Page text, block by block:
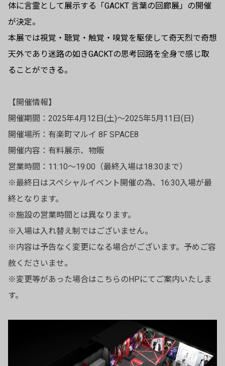
体に⾔霊として展⽰する「GACKT 言葉の回廊展」の開催
が決定。
本展では視覚・聴覚・触覚・嗅覚を駆使して奇天烈で奇想
天外であり迷路の如きGACKTの思考回路を全⾝で感じ取
ることができる。
【開催情報】
開催期間：2025年4月12日(土)～2025年5月11日(日)
開催場所：有楽町マルイ 8F SPACE8
開催内容：有料展示、物販
営業時間：11:10～19:00（最終入場は18:30まで）
※最終日はスペシャルイベント開催の為、16:30入場が最
終となります。
※施設の営業時間とは異なります。
※入場は入れ替え制ではございません。
※内容は予告なく変更になる場合がございます。予めご容
赦くださいませ。
※変更等があった場合はこちらのHPにてご案内いたしま
す。